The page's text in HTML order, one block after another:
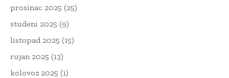
prosinac 2025 (25)
studeni 2025 (9)
listopad 2025 (15)
rujan 2025 (13)
kolovoz 2025 (1)